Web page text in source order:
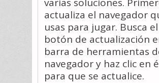
actualiza el navegador
usas para jugar. Busca el
botón de actualización
barra de herramientas
navegador y haz clic en
para que se actualice.